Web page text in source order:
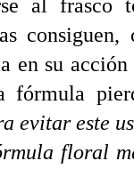
al frasco
en su
fórmula
evitar este
floral